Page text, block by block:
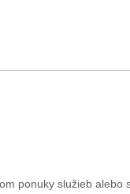
ponuky služieb